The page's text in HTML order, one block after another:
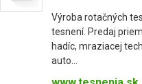
Výroba rotačných
tesnení. Predaj
hadíc, mraziacej
auto...